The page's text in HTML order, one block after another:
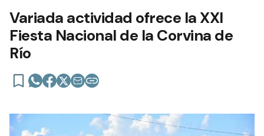
Variada actividad ofrece la XXI
Fiesta Nacional de la Corvina de
Río